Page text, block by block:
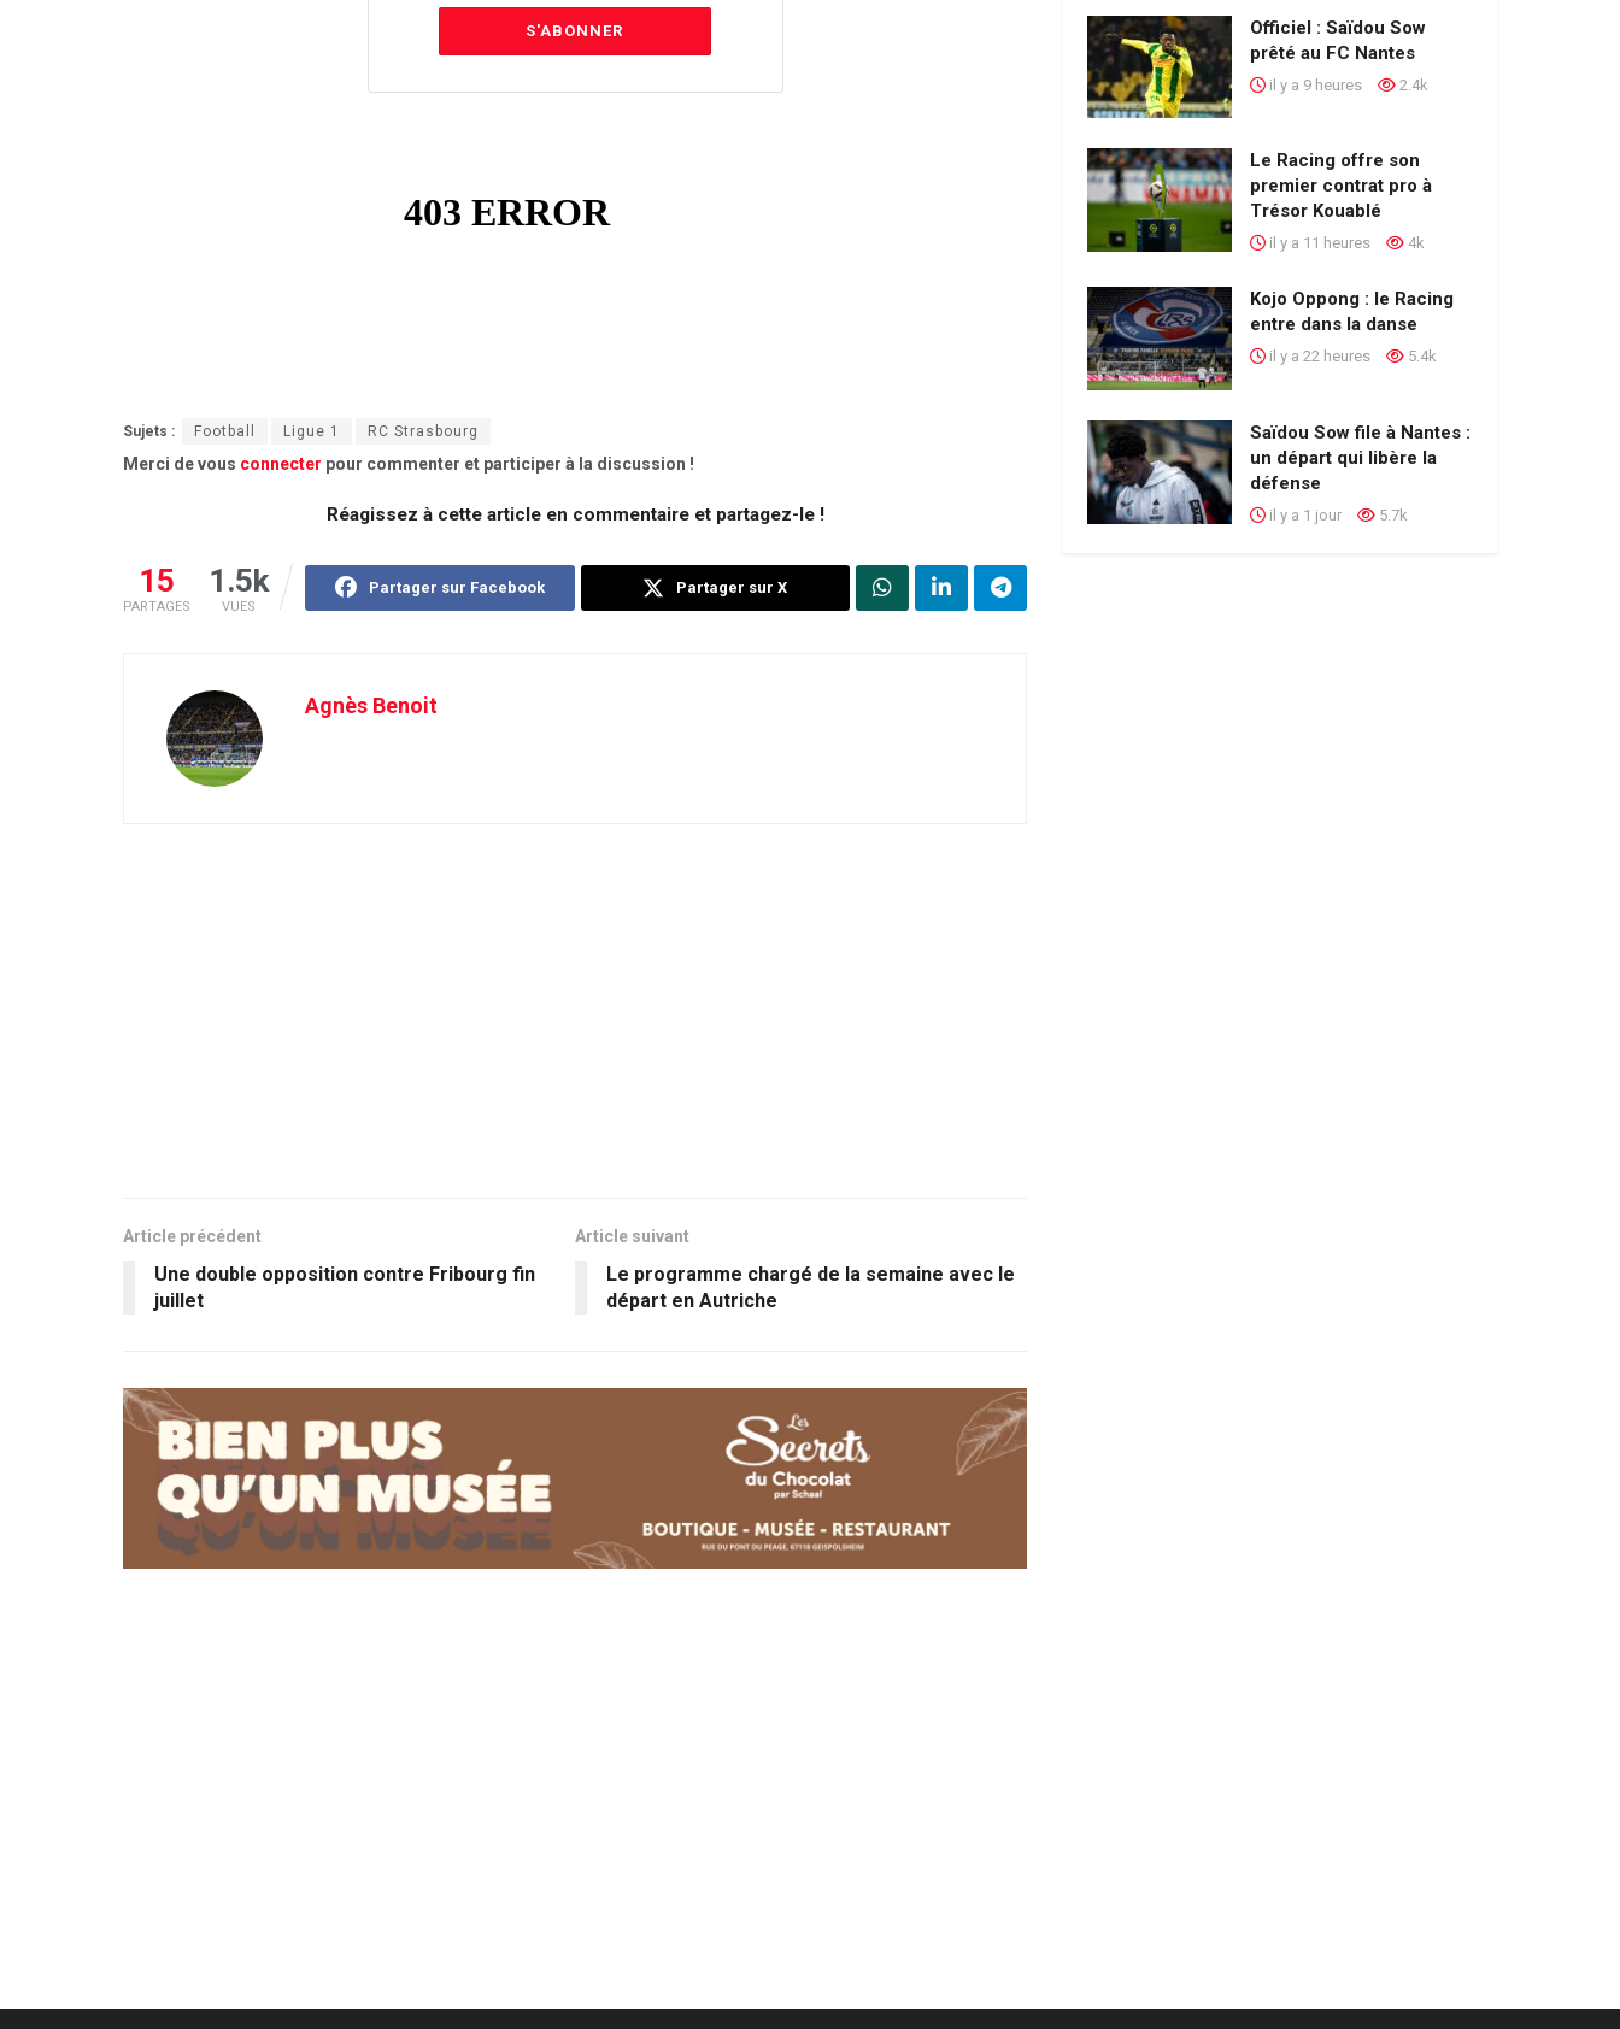
S'ABONNER
Sujets : Football Ligue 1 RC Strasbourg
Merci de vous connecter pour commenter et participer à la discussion !
Réagissez à cette article en commentaire et partagez-le !
15
PARTAGES
1.5k
VUES
Partager sur Facebook Partager sur X
Agnès Benoit
Article précédent
Une double opposition contre Fribourg fin
juillet
Article suivant
Le programme chargé de la semaine avec le
départ en Autriche
Officiel : Saïdou Sow
prêté au FC Nantes
il y a 9 heures 2.4k
Le Racing offre son
premier contrat pro à
Trésor Kouablé
il y a 11 heures 4k
Kojo Oppong : le Racing
entre dans la danse
il y a 22 heures 5.4k
Saïdou Sow file à Nantes :
un départ qui libère la
défense
il y a 1 jour 5.7k